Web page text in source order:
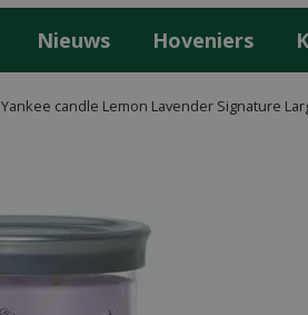
Yankee candle Lemon Lavender Signature
Nieuws Hoveniers